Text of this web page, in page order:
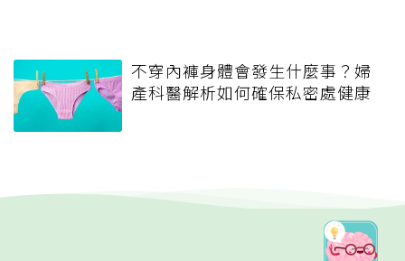
不穿內褲身體會發生什麼事？婦
產科醫解析如何確保私密處健康